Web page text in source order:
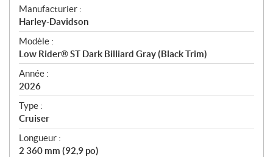
S
p
é
c
i
f
i
c
a
t
i
Manufacturier :
Harley-Davidson
Modèle :
Low Rider® ST Dark Billiard Gray (Black Trim)
Année :
2026
Type :
Cruiser
Longueur :
2 360 mm (92,9 po)